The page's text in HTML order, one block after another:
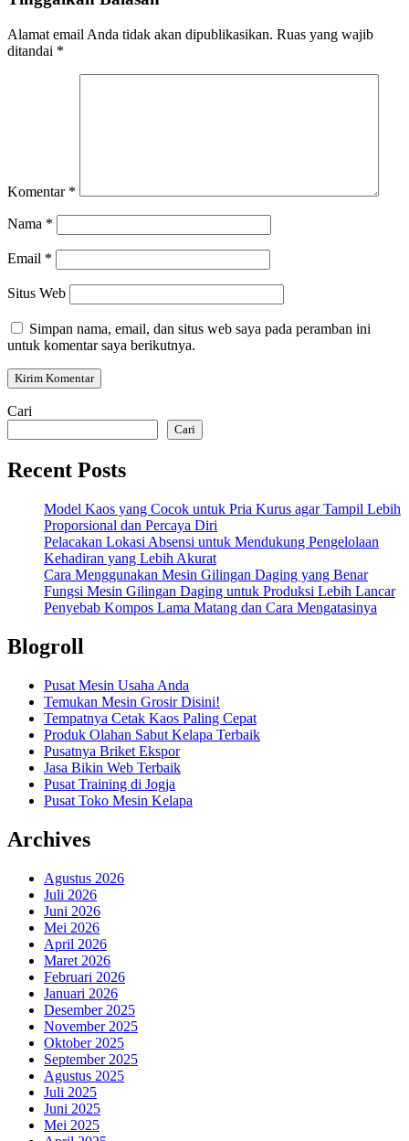
Alamat email Anda tidak akan dipublikasikan. Ruas yang wajib
ditandai *
Komentar *
Nama *
Email *
Situs Web
Simpan nama, email, dan situs web saya pada peramban ini
untuk komentar saya berikutnya.
Cari
Cari
Recent Posts
Model Kaos yang Cocok untuk Pria Kurus agar Tampil Lebih
Proporsional dan Percaya Diri
Pelacakan Lokasi Absensi untuk Mendukung Pengelolaan
Kehadiran yang Lebih Akurat
Cara Menggunakan Mesin Gilingan Daging yang Benar
Fungsi Mesin Gilingan Daging untuk Produksi Lebih Lancar
Penyebab Kompos Lama Matang dan Cara Mengatasinya
Blogroll
Pusat Mesin Usaha Anda
Temukan Mesin Grosir Disini!
Tempatnya Cetak Kaos Paling Cepat
Produk Olahan Sabut Kelapa Terbaik
Pusatnya Briket Ekspor
Jasa Bikin Web Terbaik
Pusat Training di Jogja
Pusat Toko Mesin Kelapa
Archives
Agustus 2026
Juli 2026
Juni 2026
Mei 2026
April 2026
Maret 2026
Februari 2026
Januari 2026
Desember 2025
November 2025
Oktober 2025
September 2025
Agustus 2025
Juli 2025
Juni 2025
Mei 2025